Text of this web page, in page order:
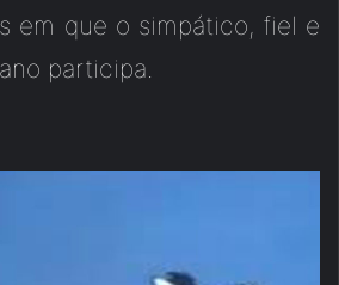
em que o simpático, fiel e
participa.